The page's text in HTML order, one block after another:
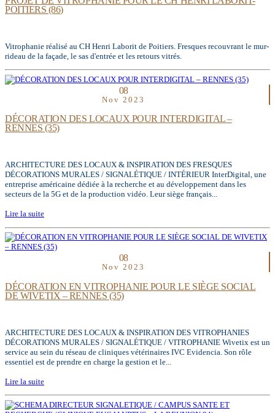
POITIERS (86)
Vitrophanie réalisé au CH Henri Laborit de Poitiers. Fresques recouvrant le mur-
rideau de la façade, le sas d'entrée et les retours vitrés.
08
Nov 2023
DÉCORATION DES LOCAUX POUR INTERDIGITAL –
RENNES (35)
ARCHITECTURE DES LOCAUX & INSPIRATION DES FRESQUES
DÉCORATIONS MURALES / SIGNALÉTIQUE / INTÉRIEUR InterDigital, une
entreprise américaine dédiée à la recherche et au développement dans les
secteurs de la 5G et de la production vidéo. Leur siège français...
Lire la suite
08
Nov 2023
DÉCORATION EN VITROPHANIE POUR LE SIÈGE SOCIAL
DE WIVETIX – RENNES (35)
ARCHITECTURE DES LOCAUX & INSPIRATION DES VITROPHANIES
DÉCORATIONS MURALES / SIGNALÉTIQUE / VITROPHANIE Wivetix est un
service au sein du réseau de cliniques vétérinaires IVC Evidencia. Son rôle
essentiel est de prendre en charge la gestion et le...
Lire la suite